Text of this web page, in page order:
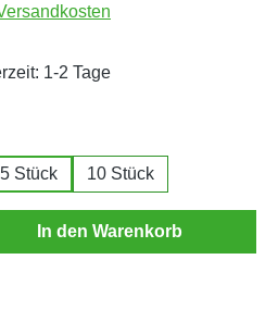
1-2 Tage
5 Stück 10 Stück
den gewünschten
In den Warenkorb